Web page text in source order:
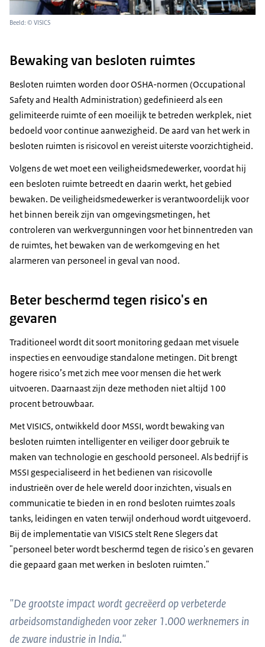
Beeld: © VISICS
Bewaking van besloten ruimtes
Besloten ruimten worden door OSHA-normen (Occupational
Safety and Health Administration) gedefinieerd als een
gelimiteerde ruimte of een moeilijk te betreden werkplek, niet
bedoeld voor continue aanwezigheid. De aard van het werk in
besloten ruimten is risicovol en vereist uiterste voorzichtigheid.
Volgens de wet moet een veiligheidsmedewerker, voordat hij
een besloten ruimte betreedt en daarin werkt, het gebied
bewaken. De veiligheidsmedewerker is verantwoordelijk voor
het binnen bereik zijn van omgevingsmetingen, het
controleren van werkvergunningen voor het binnentreden van
de ruimtes, het bewaken van de werkomgeving en het
alarmeren van personeel in geval van nood.
Beter beschermd tegen risico's en
gevaren
Traditioneel wordt dit soort monitoring gedaan met visuele
inspecties en eenvoudige standalone metingen. Dit brengt
hogere risico’s met zich mee voor mensen die het werk
uitvoeren. Daarnaast zijn deze methoden niet altijd 100
procent betrouwbaar.
Met VISICS, ontwikkeld door MSSI, wordt bewaking van
besloten ruimten intelligenter en veiliger door gebruik te
maken van technologie en geschoold personeel. Als bedrijf is
MSSI gespecialiseerd in het bedienen van risicovolle
industrieën over de hele wereld door inzichten, visuals en
communicatie te bieden in en rond besloten ruimtes zoals
tanks, leidingen en vaten terwijl onderhoud wordt uitgevoerd.
Bij de implementatie van VISICS stelt Rene Slegers dat
"personeel beter wordt beschermd tegen de risico's en gevaren
die gepaard gaan met werken in besloten ruimten."
"De grootste impact wordt gecreëerd op verbeterde
arbeidsomstandigheden voor zeker 1.000 werknemers in
de zware industrie in India."